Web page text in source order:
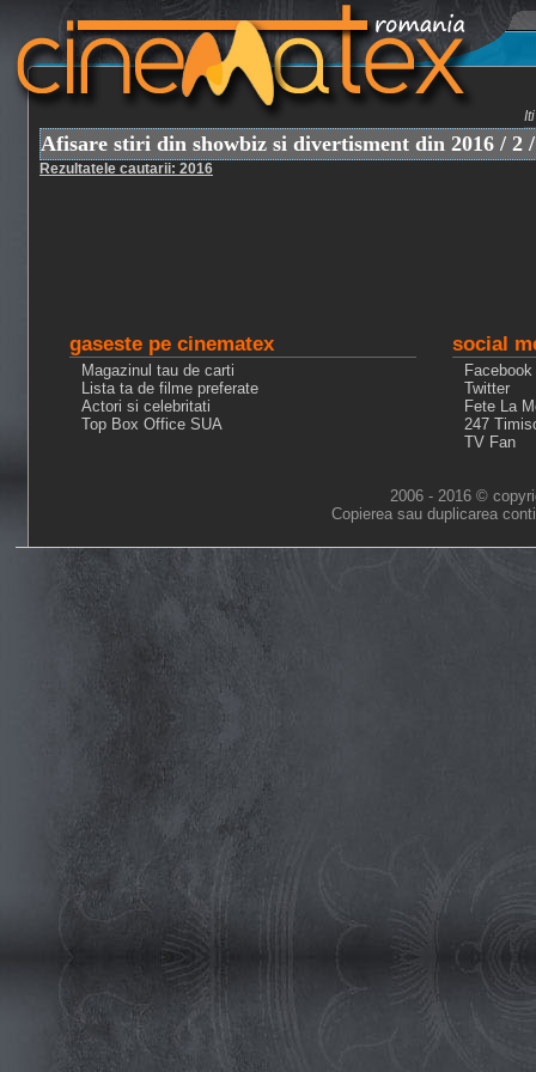
Afisare stiri din showbiz si divertisment din 2016 / 2
Rezultatele cautarii: 2016
gaseste pe cinematex
Magazinul tau de carti
Lista ta de filme preferate
Actori si celebritati
Top Box Office SUA
social
Facebook
Twitter
Fete La
247
TV Fan
2006 - 2016 ©
Copierea sau duplicarea